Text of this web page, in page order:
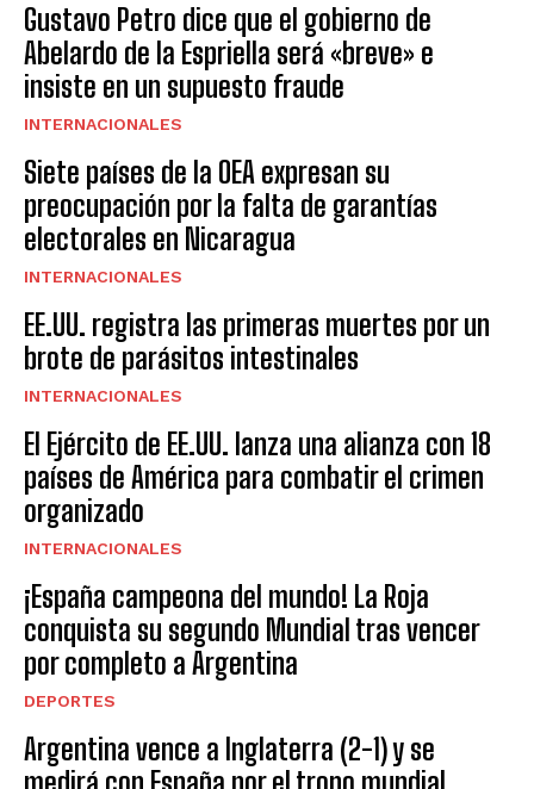
Gustavo Petro dice que el gobierno de
Abelardo de la Espriella será «breve» e
insiste en un supuesto fraude
INTERNACIONALES
Siete países de la OEA expresan su
preocupación por la falta de garantías
electorales en Nicaragua
INTERNACIONALES
EE.UU. registra las primeras muertes por un
brote de parásitos intestinales
INTERNACIONALES
El Ejército de EE.UU. lanza una alianza con 18
países de América para combatir el crimen
organizado
INTERNACIONALES
¡España campeona del mundo! La Roja
conquista su segundo Mundial tras vencer
por completo a Argentina
DEPORTES
Argentina vence a Inglaterra (2-1) y se